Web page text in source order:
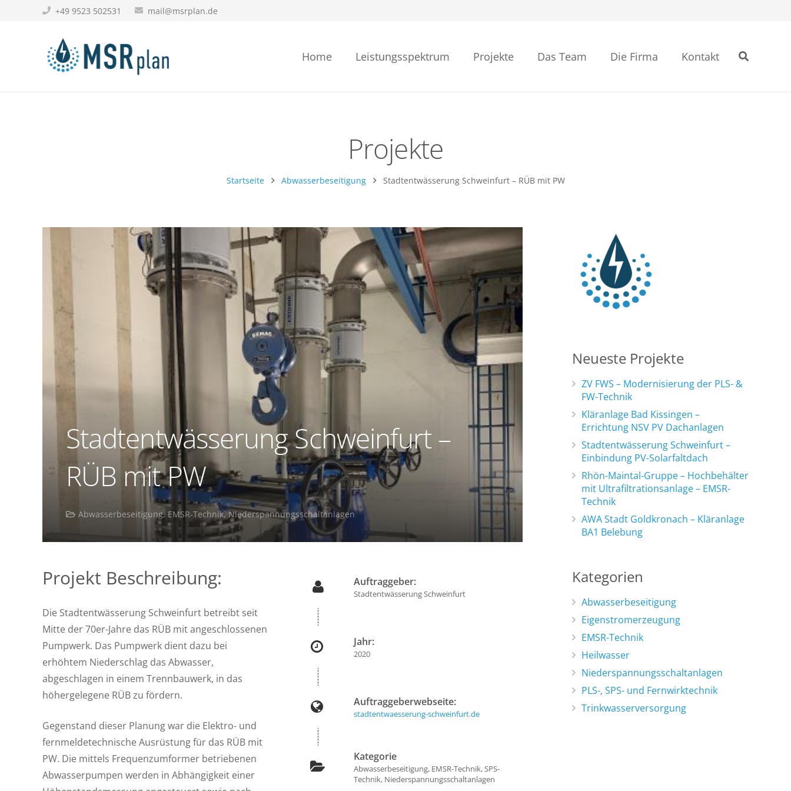
+49 9523 502531 mail@msrplan.de
Home Leistungsspektrum Projekte Das Team Die Firma Kontakt
Projekte
Startseite Abwasserbeseitigung Stadtentwässerung Schweinfurt – RÜB mit PW
Stadtentwässerung Schweinfurt –
RÜB mit PW
Abwasserbeseitigung, EMSR-Technik,Niederspannungsschaltanlagen
Projekt Beschreibung:
Die Stadtentwässerung Schweinfurt betreibt seit
Mitte der 70er-Jahre das RÜB mit angeschlossenen
Pumpwerk. Das Pumpwerk dient dazu bei
erhöhtem Niederschlag das Abwasser,
abgeschlagen in einem Trennbauwerk, in das
höhergelegene RÜB zu fördern.
Gegenstand dieser Planung war die Elektro- und
fernmeldetechnische Ausrüstung für das RÜB mit
PW. Die mittels Frequenzumformer betriebenen
Abwasserpumpen werden in Abhängigkeit einer
Auftraggeber:
Stadtentwässerung Schweinfurt
Jahr:
2020
Auftraggeberwebseite:
stadtentwaesserung-schweinfurt.de
Kategorie
Abwasserbeseitigung, EMSR-Technik, SPS-
Technik, Niederspannungsschaltanlagen
Neueste Projekte
ZV FWS – Modernisierung der PLS- &
FW-Technik
Kläranlage Bad Kissingen –
Errichtung NSV PV Dachanlagen
Stadtentwässerung Schweinfurt –
Einbindung PV-Solarfaltdach
Rhön-Maintal-Gruppe – Hochbehälter
mit Ultrafiltrationsanlage – EMSR-
Technik
AWA Stadt Goldkronach – Kläranlage
BA1 Belebung
Kategorien
Abwasserbeseitigung
Eigenstromerzeugung
EMSR-Technik
Heilwasser
Niederspannungsschaltanlagen
PLS-, SPS- und Fernwirktechnik
Trinkwasserversorgung